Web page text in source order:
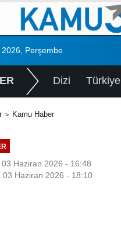
2026, Perşembe
Dizi Türkiye
Kamu Haber
03 Haziran 2026 - 16:48
03 Haziran 2026 - 18:10